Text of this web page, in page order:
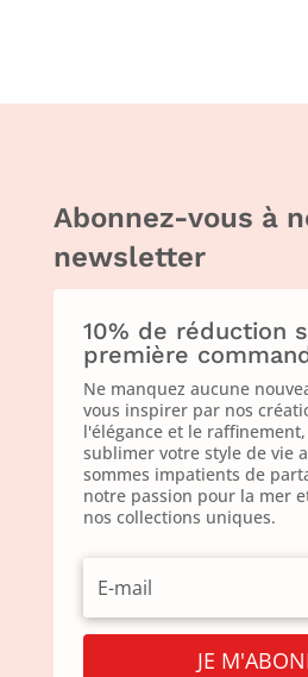
Abonnez-vous à
newsletter
10% de réduction
première
Ne manquez aucune
vous inspirer par nos
l'élégance et le
sublimer votre style de vie
sommes impatients de
notre passion pour la mer
nos collections uniques.
JE